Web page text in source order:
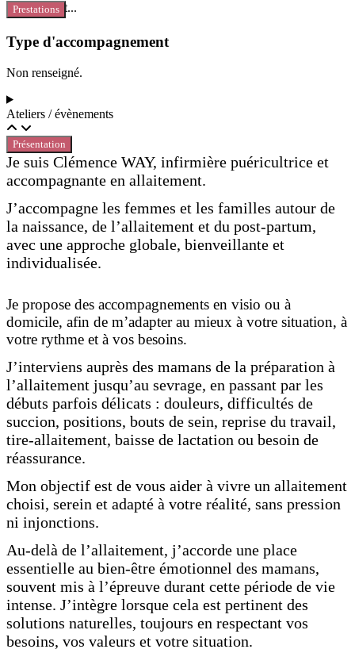
Chargement...
Prestations
Type d'accompagnement
Non renseigné.
Ateliers / évènements
Présentation
Je suis Clémence WAY, infirmière puéricultrice et
accompagnante en allaitement.
J’accompagne les femmes et les familles autour de
la naissance, de l’allaitement et du post-partum,
avec une approche globale, bienveillante et
individualisée.
Je propose des accompagnements en visio ou à
domicile, afin de m’adapter au mieux à votre situation, à
votre rythme et à vos besoins.
J’interviens auprès des mamans de la préparation à
l’allaitement jusqu’au sevrage, en passant par les
débuts parfois délicats : douleurs, difficultés de
succion, positions, bouts de sein, reprise du travail,
tire-allaitement, baisse de lactation ou besoin de
réassurance.
Mon objectif est de vous aider à vivre un allaitement
choisi, serein et adapté à votre réalité, sans pression
ni injonctions.
Au-delà de l’allaitement, j’accorde une place
essentielle au bien-être émotionnel des mamans,
souvent mis à l’épreuve durant cette période de vie
intense. J’intègre lorsque cela est pertinent des
solutions naturelles, toujours en respectant vos
besoins, vos valeurs et votre situation.